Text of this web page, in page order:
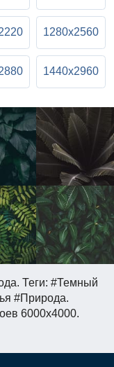
Теги: #Темный
#Природа.
6000x4000.
1280x2560
1440x2960